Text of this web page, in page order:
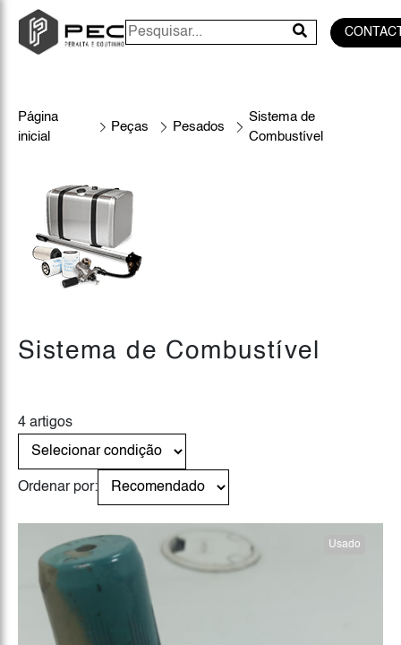
Página
inicial
Peças Pesados
Sistema de
Combustível
Sistema de Combustível
4 artigos
Ordenar por:
Usado